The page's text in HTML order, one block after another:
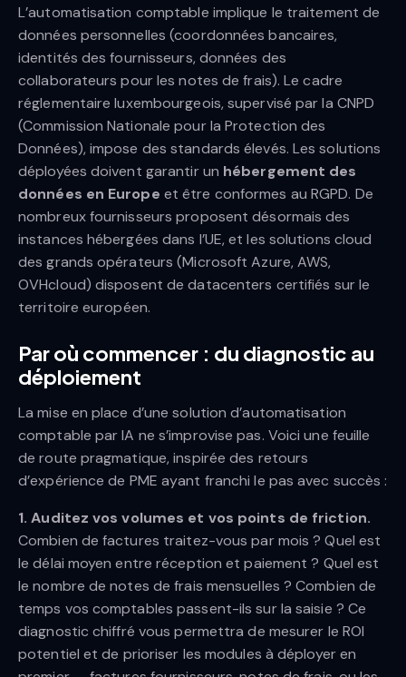
L’automatisation comptable implique le traitement de
données personnelles (coordonnées bancaires,
identités des fournisseurs, données des
collaborateurs pour les notes de frais). Le cadre
réglementaire luxembourgeois, supervisé par la CNPD
(Commission Nationale pour la Protection des
Données), impose des standards élevés. Les solutions
déployées doivent garantir un hébergement des
données en Europe et être conformes au RGPD. De
nombreux fournisseurs proposent désormais des
instances hébergées dans l’UE, et les solutions cloud
des grands opérateurs (Microsoft Azure, AWS,
OVHcloud) disposent de datacenters certifiés sur le
territoire européen.
Par où commencer : du diagnostic au
déploiement
La mise en place d’une solution d’automatisation
comptable par IA ne s’improvise pas. Voici une feuille
de route pragmatique, inspirée des retours
d’expérience de PME ayant franchi le pas avec succès :
1. Auditez vos volumes et vos points de friction.
Combien de factures traitez-vous par mois ? Quel est
le délai moyen entre réception et paiement ? Quel est
le nombre de notes de frais mensuelles ? Combien de
temps vos comptables passent-ils sur la saisie ? Ce
diagnostic chiffré vous permettra de mesurer le ROI
potentiel et de prioriser les modules à déployer en